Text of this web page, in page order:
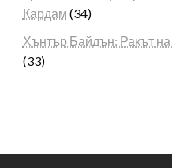
Кардам (34)
Хънтър Байдън: Ракът
(33)